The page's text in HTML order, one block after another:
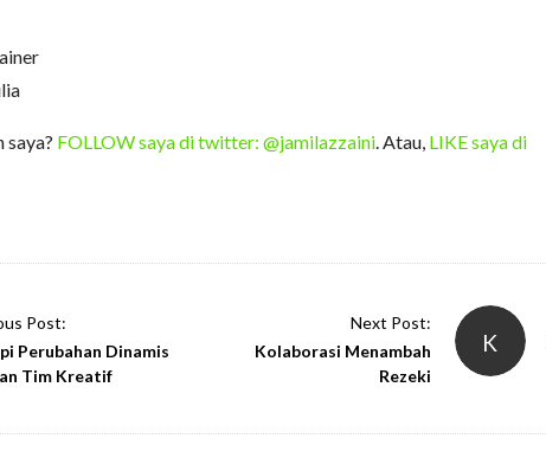
saya? FOLLOW saya di twitter: @jamilazzaini. Atau, LIKE saya di
Post:
Perubahan Dinamis
Tim Kreatif
K
Next Post:
Kolaborasi Menambah
Rezeki